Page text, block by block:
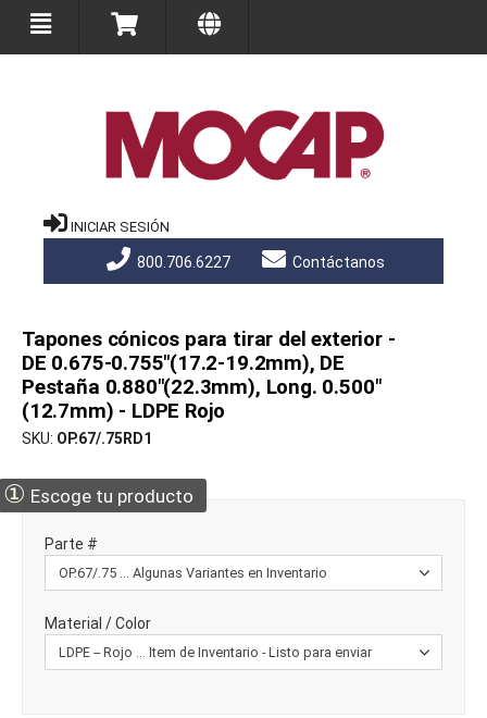
INICIAR SESIÓN
800.706.6227 Contáctanos
Tapones cónicos para tirar del exterior -
DE 0.675-0.755"(17.2-19.2mm), DE
Pestaña 0.880"(22.3mm), Long. 0.500"
(12.7mm) - LDPE Rojo
SKU OP.67/.75RD1
① Escoge tu producto
Parte #
Material / Color